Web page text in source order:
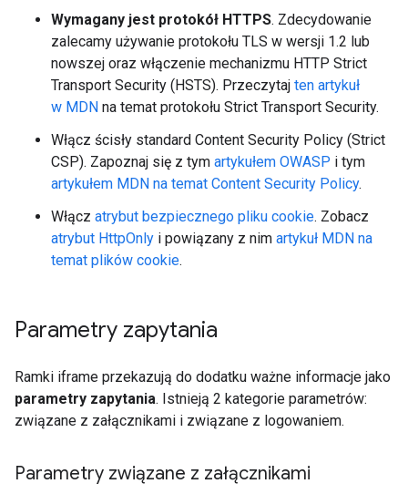
Wymagany jest protokół HTTPS. Zdecydowanie
zalecamy używanie protokołu TLS w wersji 1.2 lub
nowszej oraz włączenie mechanizmu HTTP Strict
Transport Security (HSTS). Przeczytaj ten artykuł
w MDN na temat protokołu Strict Transport Security.
Włącz ścisły standard Content Security Policy (Strict
CSP). Zapoznaj się z tym artykułem OWASP i tym
artykułem MDN na temat Content Security Policy.
Włącz atrybut bezpiecznego pliku cookie. Zobacz
atrybut HttpOnly i powiązany z nim artykuł MDN na
temat plików cookie.
Parametry zapytania
Ramki iframe przekazują do dodatku ważne informacje jako
parametry zapytania. Istnieją 2 kategorie parametrów:
związane z załącznikami i związane z logowaniem.
Parametry związane z załącznikami